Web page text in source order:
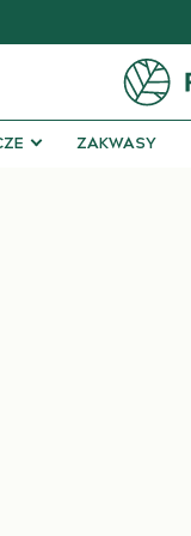
ZAKWASY